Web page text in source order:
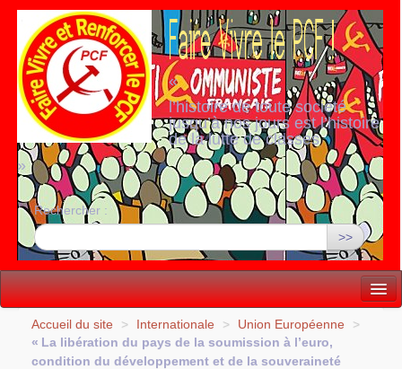
«
l’histoire de toute société
jusqu’à nos jours est l’histoire
de la lutte de classes
»
Rechercher :
>>
Vie politique
Lutter, Unir...
Accueil du site > Internationale > Union Européenne
>
« La libération du pays de la soumission à l’euro,
condition du développement et de la souveraineté